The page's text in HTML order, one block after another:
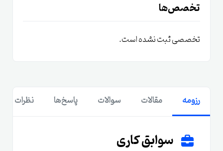
تخصص‌ها
تخصصی ثبت نشده است.
رزومه مقالات سوالات پاسخ‌ها نظرات
سوابق کاری